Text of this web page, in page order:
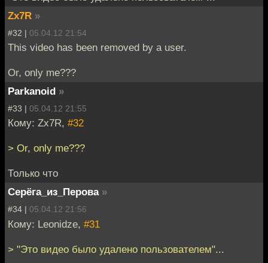
Zx7R »
#32 | 05.04.12 21:54
This video has been removed by a user.
Or, only me???
Parkanoid »
#33 | 05.04.12 21:55
Кому: Zx7R, #32
> Or, only me???
Только что
Серёга_из_Перова »
#34 | 05.04.12 21:56
Кому: Leonidze, #31
> "Это видео было удалено пользователем"...